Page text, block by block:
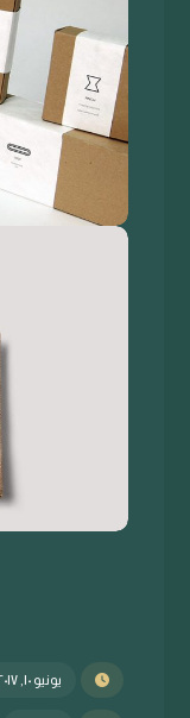
يونيو ١٠, ٢٠١٧